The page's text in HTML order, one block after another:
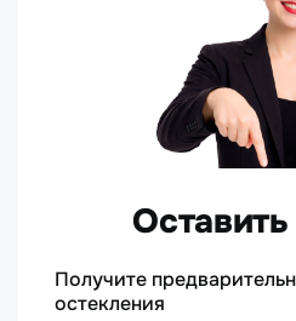
Получите
остекления